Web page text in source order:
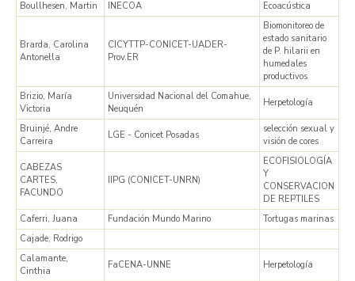
Boullhesen, Martin
INECOA Ecoacústica
Brarda, Carolina
Antonella
CICYTTP-CONICET-UADER-
Prov.ER
Biomonitoreo de
estado sanitario
de P. hilarii en
humedales
productivos
Brizio, María
Victoria
Universidad Nacional del Comahue,
Neuquén
Herpetología
Bruinjé, Andre
Carreira
LGE - Conicet Posadas
selección sexual y
visión de cores
CABEZAS
CARTES,
FACUNDO
IIPG (CONICET-UNRN)
ECOFISIOLOGÍA
Y
CONSERVACION
DE REPTILES
Caferri, Juana
Fundación Mundo Marino
Tortugas marinas
Cajade, Rodrigo
Calamante,
Cinthia
FaCENA-UNNE Herpetología